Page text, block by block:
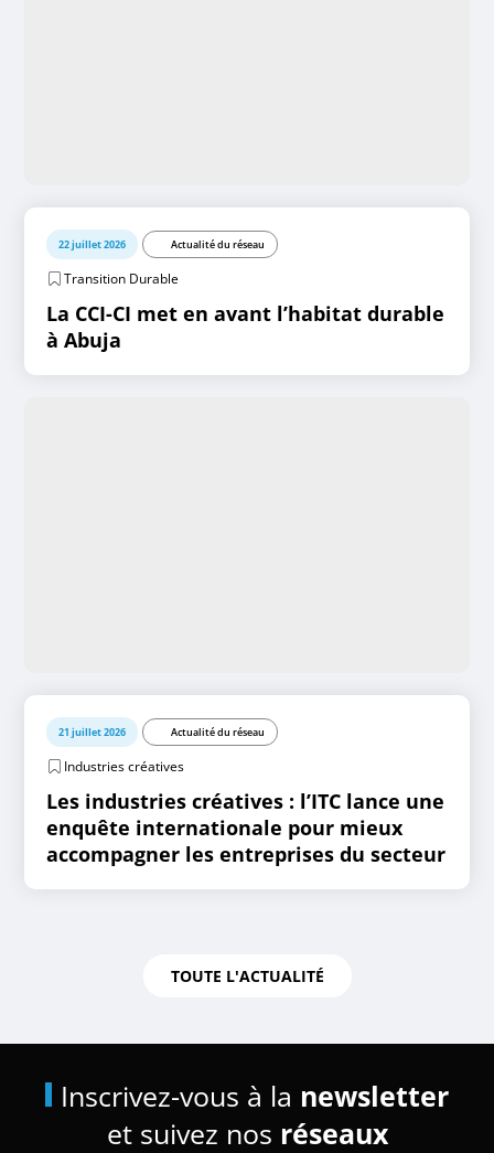
22 juillet 2026 Actualité du réseau
Transition Durable
La CCI-CI met en avant l’habitat durable
à Abuja
21 juillet 2026 Actualité du réseau
Industries créatives
Les industries créatives : l’ITC lance une
enquête internationale pour mieux
accompagner les entreprises du secteur
TOUTE L'ACTUALITÉ
Inscrivez-vous à la newsletter
et suivez nos réseaux